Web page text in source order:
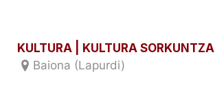
KULTURA
| KULTURA SORKUNTZA
Baiona (Lapurdi)